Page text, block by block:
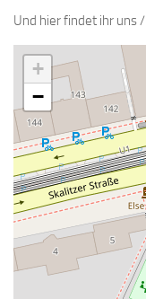
Und hier findet ihr uns /
+
−